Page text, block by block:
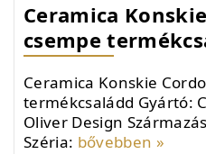
Ceramica
csempe
Ceramica Konskie
termékcsaládd Gyártó:
Oliver Design
Széria: bővebben »